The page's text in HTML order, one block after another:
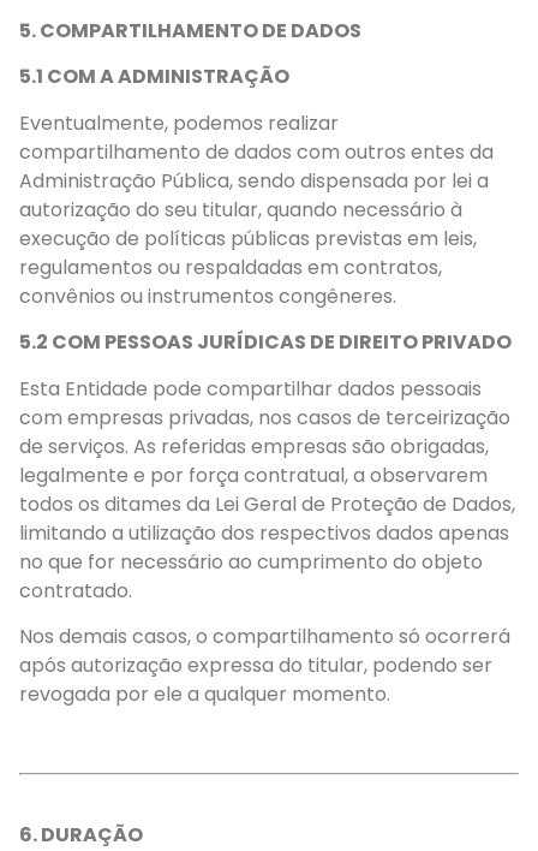
5. COMPARTILHAMENTO DE DADOS
5.1 COM A ADMINISTRAÇÃO
Eventualmente, podemos realizar
compartilhamento de dados com outros entes da
Administração Pública, sendo dispensada por lei a
autorização do seu titular, quando necessário à
execução de políticas públicas previstas em leis,
regulamentos ou respaldadas em contratos,
convênios ou instrumentos congêneres.
5.2 COM PESSOAS JURÍDICAS DE DIREITO PRIVADO
Esta Entidade pode compartilhar dados pessoais
com empresas privadas, nos casos de terceirização
de serviços. As referidas empresas são obrigadas,
legalmente e por força contratual, a observarem
todos os ditames da Lei Geral de Proteção de Dados,
limitando a utilização dos respectivos dados apenas
no que for necessário ao cumprimento do objeto
contratado.
Nos demais casos, o compartilhamento só ocorrerá
após autorização expressa do titular, podendo ser
revogada por ele a qualquer momento.
6. DURAÇÃO